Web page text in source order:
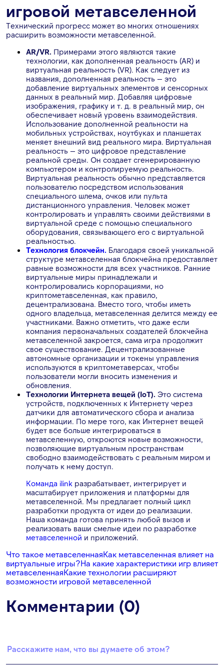
игровой метавселенной
Технический прогресс может во многих отношениях
расширить возможности метавселенной.
AR/VR. Примерами этого являются такие
технологии, как дополненная реальность (AR) и
виртуальная реальность (VR). Как следует из
названия, дополненная реальность — это
добавление виртуальных элементов и сенсорных
данных в реальный мир. Добавляя цифровые
изображения, графику и т. д. в реальный мир, он
обеспечивает новый уровень взаимодействия.
Использование дополненной реальности на
мобильных устройствах, ноутбуках и планшетах
меняет внешний вид реального мира. Виртуальная
реальность — это цифровое представление
реальной среды. Он создает сгенерированную
компьютером и контролируемую реальность.
Виртуальная реальность обычно представляется
пользователю посредством использования
специального шлема, очков или пульта
дистанционного управления. Человек может
контролировать и управлять своими действиями в
виртуальной среде с помощью специального
оборудования, связывающего его с виртуальной
реальностью.
Технология блокчейн. Благодаря своей уникальной
структуре метавселенная блокчейна предоставляет
равные возможности для всех участников. Ранние
виртуальные миры принадлежали и
контролировались корпорациями, но
криптометавселенная, как правило,
децентрализована. Вместо того, чтобы иметь
одного владельца, метавселенная делится между ее
участниками. Важно отметить, что даже если
компания первоначальных создателей блокчейна
метавселенной закроется, сама игра продолжит
свое существование. Децентрализованные
автономные организации и токены управления
используются в криптометаверсах, чтобы
пользователи могли вносить изменения и
обновления.
Технологии Интернета вещей (IoT). Это система
устройств, подключенных к Интернету через
датчики для автоматического сбора и анализа
информации. По мере того, как Интернет вещей
будет все больше интегрироваться в
метавселенную, откроются новые возможности,
позволяющие виртуальным пространствам
свободно взаимодействовать с реальным миром и
получать к нему доступ.
Команда ilink разрабатывает, интегрирует и
масштабирует приложения и платформы для
метавселенной. Мы предлагает полный цикл
разработки продукта от идеи до реализации.
Наша команда готова принять любой вызов и
реализовать ваши смелые идеи по разработке
метавселенной и приложений.
Что такое метавселеннаяКак метавселенная влияет на
виртуальные игры?На какие характеристики игр влияет
метавселеннаяКакие технологии расширяют
возможности игровой метавселенной
Комментарии (0)